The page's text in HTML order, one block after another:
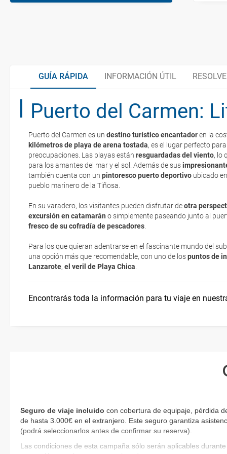
GUÍA RÁPIDA INFORMACIÓN ÚTIL
Puerto del Carmen:
Puerto del Carmen es un destino turístico encantadoren la
kilómetros de playa de arena tostada, es el lugar perfecto
preocupaciones. Las playas están resguardadas del viento, lo
para los amantes del mar y el sol. Además de sus
también cuenta con un pintoresco puerto deportivo ubicado
pueblo marinero de la Tiñosa.
En su varadero, los visitantes pueden disfrutar deotra
excursión en catamarán o simplemente paseando junto al
fresco de su cofradía de pescadores
Para los que quieran adentrarse en el fascinante mundo del
una opción más que recomendable, con uno de lospuntos de
Lanzarote, el veril de Playa Chica
Encontrarás toda la información para tu viaje en
Un paraíso bajo el océano Atlántico
Tras la huella de José Saramago
Organiza tu viaje
¿Cómo llegar?
Asistencia sanitaria
La documentación de tu reserva te será enviada por mail en el
esté realizado completamente.
Respecto a las tarjetas de embarque, casi todas las compañías
electrónicos por lo que podrás obtenerlas directamente en los
Eso sí, deberás estar atento si viajas con una compañía low cost,
exigen la presentación de la tarjeta de embarque (que deberás
En caso de tener que enviarte la documentación de un paquete
te enviaremos la documentación de tu reserva alrededor de 10
Esta documentación te será requerida en el mostrador de la
Seguro de viaje incluido con cobertura de equipaje, pérdida
de hasta 3.000€ en el extranjero. Este seguro garantiza
(podrá seleccionarlos antes de confirmar su reserva).
Las condiciones de esta campaña sólo serán aplicables